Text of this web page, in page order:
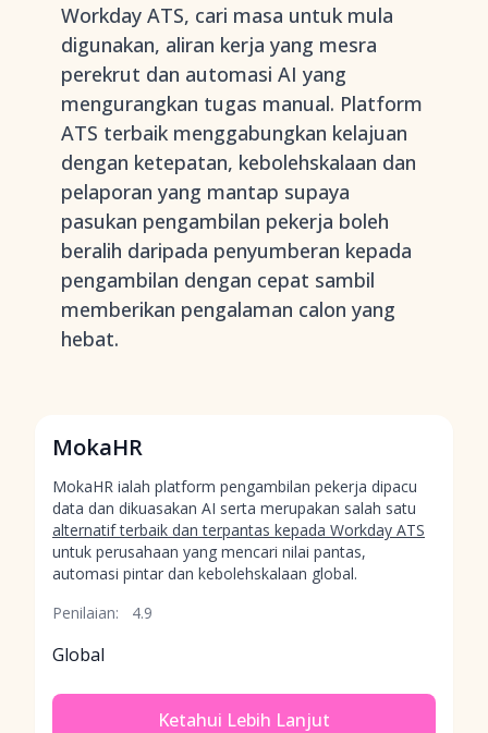
Workday ATS, cari masa untuk mula
digunakan, aliran kerja yang mesra
perekrut dan automasi AI yang
mengurangkan tugas manual. Platform
ATS terbaik menggabungkan kelajuan
dengan ketepatan, kebolehskalaan dan
pelaporan yang mantap supaya
pasukan pengambilan pekerja boleh
beralih daripada penyumberan kepada
pengambilan dengan cepat sambil
memberikan pengalaman calon yang
hebat.
MokaHR
MokaHR ialah platform pengambilan pekerja dipacu
data dan dikuasakan AI serta merupakan salah satu
alternatif terbaik dan terpantas kepada Workday ATS
untuk perusahaan yang mencari nilai pantas,
automasi pintar dan kebolehskalaan global.
Penilaian:
4.9
Global
Ketahui Lebih Lanjut